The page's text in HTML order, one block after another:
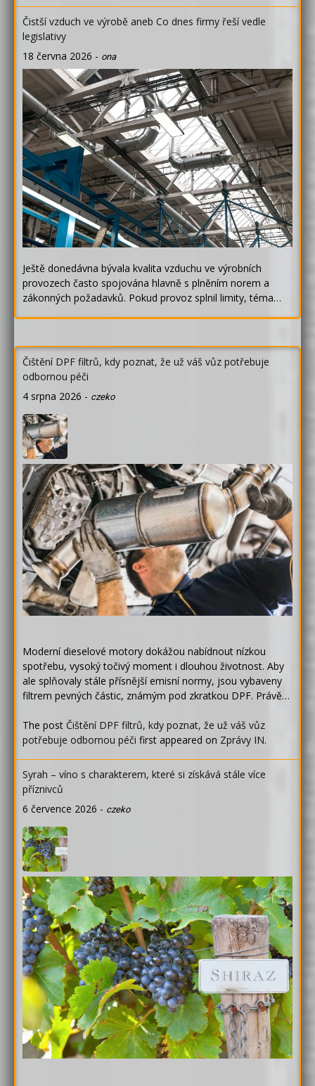
Čistší vzduch ve výrobě aneb Co dnes firmy řeší vedle
legislativy
18 června 2026 - ona
Ještě donedávna bývala kvalita vzduchu ve výrobních
provozech často spojována hlavně s plněním norem a
zákonných požadavků. Pokud provoz splnil limity, téma…
Čištění DPF filtrů, kdy poznat, že už váš vůz potřebuje
odbornou péči
4 srpna 2026 - czeko
Moderní dieselové motory dokážou nabídnout nízkou
spotřebu, vysoký točivý moment i dlouhou životnost. Aby
ale splňovaly stále přísnější emisní normy, jsou vybaveny
filtrem pevných částic, známým pod zkratkou DPF. Právě…
The post Čištění DPF filtrů, kdy poznat, že už váš vůz
potřebuje odbornou péči first appeared on Zprávy IN.
Syrah – víno s charakterem, které si získává stále více
příznivců
6 července 2026 - czeko